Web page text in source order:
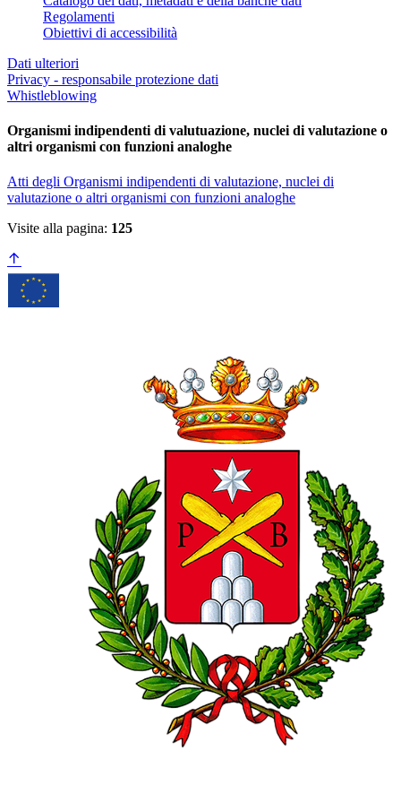
Regolamenti
Obiettivi di accessibilità
Dati ulteriori
Privacy - responsabile protezione dati
Whistleblowing
Organismi indipendenti di valutuazione, nuclei di valutazione o
altri organismi con funzioni analoghe
Atti degli Organismi indipendenti di valutazione, nuclei di
valutazione o altri organismi con funzioni analoghe
Visite alla pagina: 125